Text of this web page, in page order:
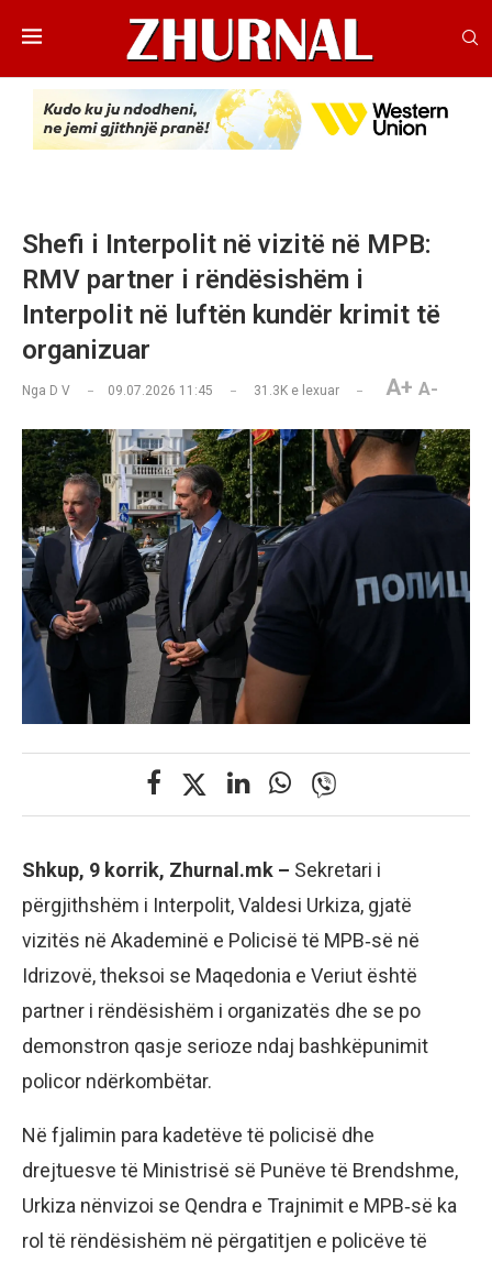
Shefi i Interpolit në vizitë në MPB:
RMV partner i rëndësishëm i
Interpolit në luftën kundër krimit të
organizuar
Nga D V 09.07.2026 11:45 31.3K e lexuar A+ A-
Shkup, 9 korrik, Zhurnal.mk – Sekretari i
përgjithshëm i Interpolit, Valdesi Urkiza, gjatë
vizitës në Akademinë e Policisë të MPB‑së në
Idrizovë, theksoi se Maqedonia e Veriut është
partner i rëndësishëm i organizatës dhe se po
demonstron qasje serioze ndaj bashkëpunimit
policor ndërkombëtar.
Në fjalimin para kadetëve të policisë dhe
drejtuesve të Ministrisë së Punëve të Brendshme,
Urkiza nënvizoi se Qendra e Trajnimit e MPB‑së ka
rol të rëndësishëm në përgatitjen e policëve të